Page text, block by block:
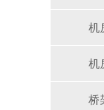
机
机
桥